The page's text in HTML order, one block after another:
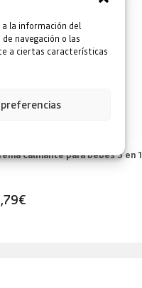
la información del
navegación o las
a ciertas características
Calmante para bebés 5 en 1
€